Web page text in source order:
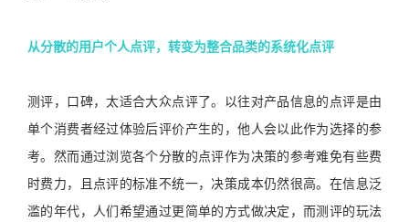
从分散的用户个人点评，转变为整合品类的系统化点评
测评，口碑，太适合大众点评了。以往对产品信息的点评是由
单个消费者经过体验后评价产生的，他人会以此作为选择的参
考。然而通过浏览各个分散的点评作为决策的参考难免有些费
时费力，且点评的标准不统一，决策成本仍然很高。在信息泛
滥的年代，人们希望通过更简单的方式做决定，而测评的玩法